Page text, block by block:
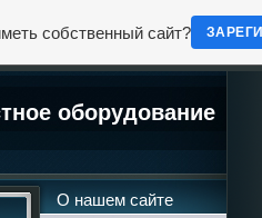
оборудование
О нашем сайте
собственный сайт?